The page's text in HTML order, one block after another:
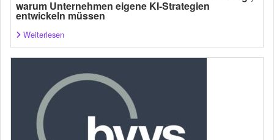
warum Unternehmen eigene KI-Strategien
entwickeln müssen
Weiterlesen